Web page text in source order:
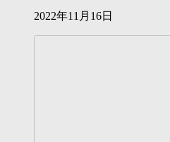
2022年11月16日